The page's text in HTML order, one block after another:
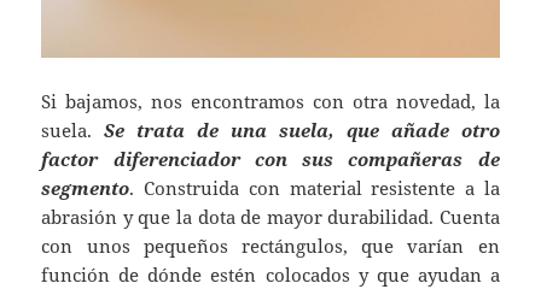
Si bajamos, nos encontramos con otra novedad, la
suela.Se trata de una suela, que añade otro
factor diferenciador con sus compañeras de
segmento. Construida con material resistente a la
abrasión y que la dota de mayor durabilidad. Cuenta
con unos pequeños rectángulos, que varían en
función de dónde estén colocados y que ayudan a